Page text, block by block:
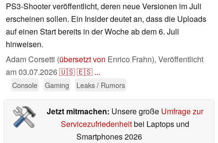
PS3-Shooter veröffentlicht, deren neue Versionen im Juli
erscheinen sollen. Ein Insider deutet an, dass die Uploads
auf einen Start bereits in der Woche ab dem 6. Juli
hinweisen.
Adam Corsetti (übersetzt von Enrico Frahn), Veröffentlicht
am03.07.2026🇺🇸🇪🇸 ...
Console Gaming Leaks / Rumors
Jetzt mitmachen: Unsere große Umfrage zur
Servicezufriedenheitbei Laptops und
Smartphones 2026